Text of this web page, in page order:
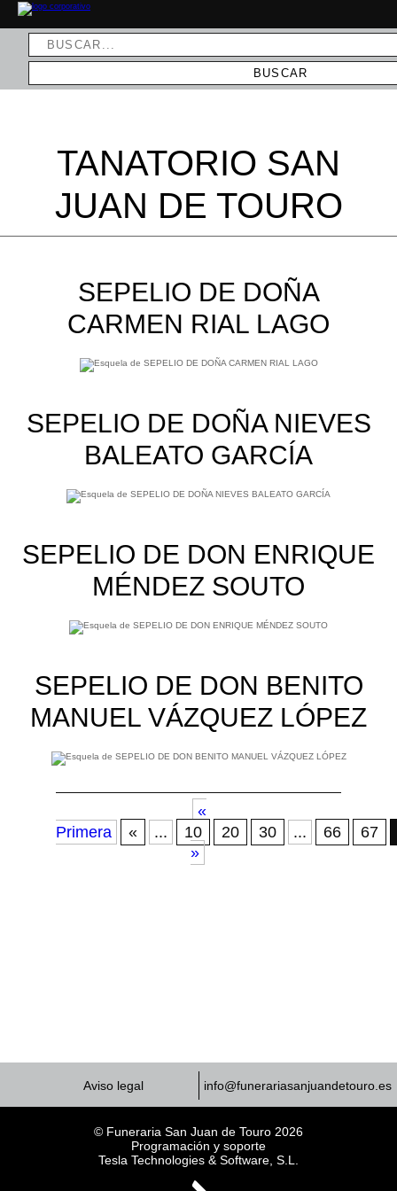
TANATORIO SAN
JUAN DE TOURO
SEPELIO DE DOÑA
CARMEN RIAL LAGO
SEPELIO DE DOÑA NIEVES
BALEATO GARCÍA
SEPELIO DE DON ENRIQUE
MÉNDEZ SOUTO
SEPELIO DE DON BENITO
MANUEL VÁZQUEZ LÓPEZ
«
Primera
« ... 10 20 30 ... 66
67
»
Aviso legal info@funerariasanjuandetouro.es
© Funeraria San Juan de Touro 2026
Programación y soporte
Tesla Technologies & Software, S.L.